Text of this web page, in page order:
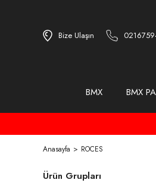
Bize Ulaşın
BMX BMX
Anasayfa ROCES
Ürün Grupları